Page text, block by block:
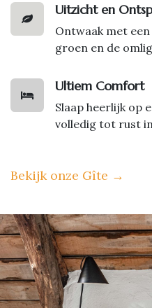
Uitzicht en
Ontwaak met
groen en de
Ultiem Comfort
Slaap heerlijk op
volledig tot rust
Bekijk onze Gîte →